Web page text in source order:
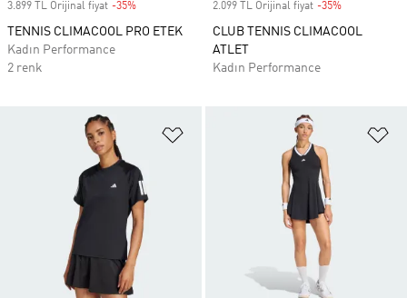
3.899 TL Orijinal fiyat -35%
TENNIS CLIMACOOL PRO ETEK
Kadın Performance
2 renk
2.099 TL Orijinal fiyat -35%
CLUB TENNIS CLIMACOOL
ATLET
Kadın Performance
Favori Listesine Ekle